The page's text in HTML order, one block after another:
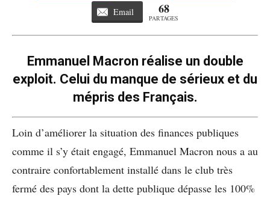
Email 68
PARTAGES
Emmanuel Macron réalise un double
exploit. Celui du manque de sérieux et du
mépris des Français.
Loin d’améliorer la situation des finances publiques
comme il s’y était engagé, Emmanuel Macron nous a au
contraire confortablement installé dans le club très
fermé des pays dont la dette publique dépasse les 100%